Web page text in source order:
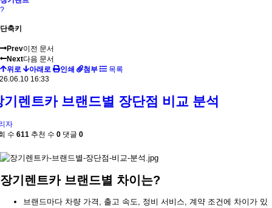
?
단축키
Prev이전 문서
Next다음 문서
위로
아래로 인쇄 첨부
목록
16:33
기렌트카 브랜드별 장단점 비교 분석
자
수 611 추천 수 0 댓글 0
장기렌트카 브랜드별 차이는?
브랜드마다 차량 가격, 출고 속도, 정비 서비스, 계약 조건에 차이가 있